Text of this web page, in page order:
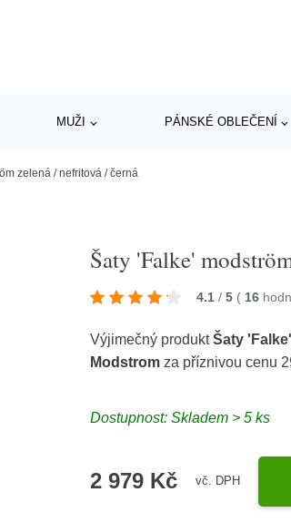
MUŽI PÁNSKÉ OBLEČENÍ
zelená / nefritová / černá
Šaty 'Falke'
4.1 / 5 ( 16
Výjimečný produktŠaty
Modstrom za příznivou cenu
Dostupnost: Skladem > 5 ks
2 979 Kč vč. DPH